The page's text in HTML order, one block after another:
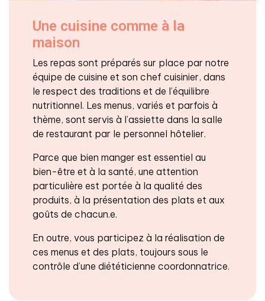
Une cuisine comme à la
maison
Les repas sont préparés sur place par notre
équipe de cuisine et son chef cuisinier, dans
le respect des traditions et de l’équilibre
nutritionnel. Les menus, variés et parfois à
thème, sont servis à l’assiette dans la salle
de restaurant par le personnel hôtelier.
Parce que bien manger est essentiel au
bien-être et à la santé, une attention
particulière est portée à la qualité des
produits, à la présentation des plats et aux
goûts de chacun.e.
En outre, vous participez à la réalisation de
ces menus et des plats, toujours sous le
contrôle d’une diététicienne coordonnatrice.